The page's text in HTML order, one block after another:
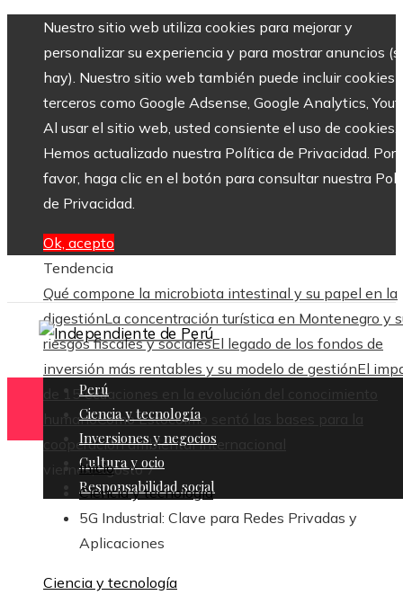
Nuestro sitio web utiliza cookies para mejorar y
personalizar su experiencia y para mostrar anuncios
hay). Nuestro sitio web también puede incluir cookies
terceros como Google Adsense, Google Analytics,
Al usar el sitio web, usted consiente el uso de cookies.
Hemos actualizado nuestra Política de Privacidad. Por
favor, haga clic en el botón para consultar nuestra
de Privacidad.
Ok, acepto
Tendencia
Qué compone la microbiota intestinal y su papel en la
digestiónLa concentración turística en Montenegro y
riesgos fiscales y socialesEl legado de los fondos de
inversión más rentables y su modelo de gestiónEl
de 15 ecuaciones en la evolución del conocimiento
humanoCómo Estocolmo sentó las bases para la
cooperación ambiental internacional
viernes, agosto 7
Perú
Ciencia y tecnología
Inversiones y negocios
Cultura y ocio
Responsabilidad social
Inicio
Ciencia y tecnología
5G Industrial: Clave para Redes Privadas y
Aplicaciones
Ciencia y tecnología